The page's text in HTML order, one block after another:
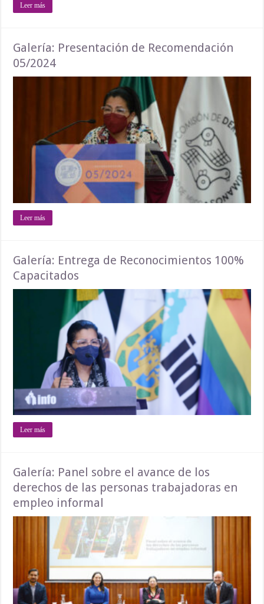
Leer más
Galería: Presentación de Recomendación
05/2024
Leer más
Galería: Entrega de Reconocimientos 100%
Capacitados
Leer más
Galería: Panel sobre el avance de los
derechos de las personas trabajadoras en
empleo informal